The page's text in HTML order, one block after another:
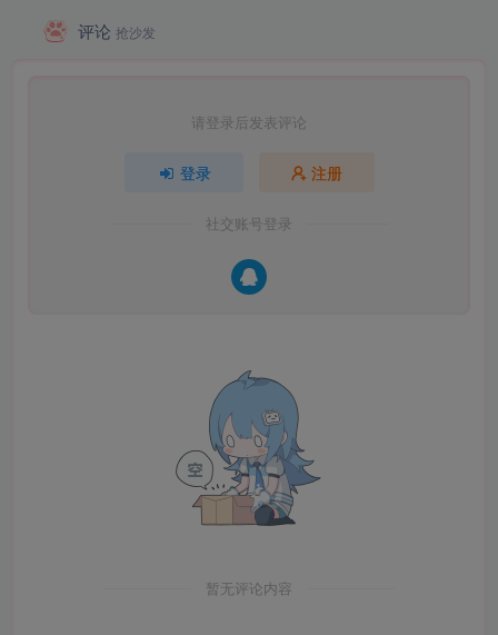
评论 抢沙发
请登录后发表评论
登录 注册
社交账号登录
暂无评论内容